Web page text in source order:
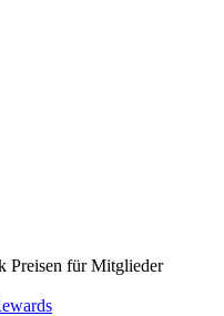
Preisen für Mitglieder